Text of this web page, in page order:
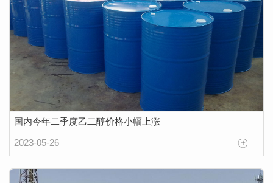
国内今年二季度乙二醇价格小幅上涨
2023-05-26